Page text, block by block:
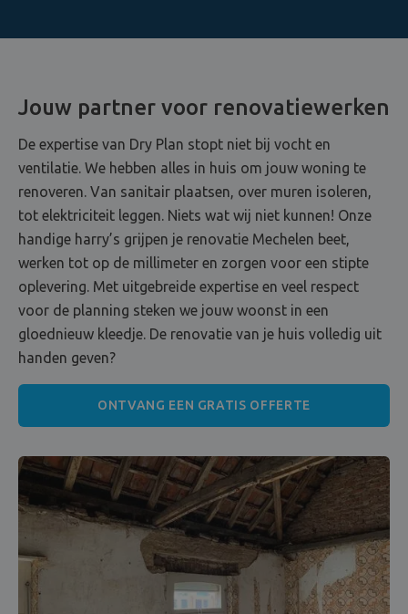
Jouw partner voor renovatiewerken
De expertise van Dry Plan stopt niet bij vocht en
ventilatie. We hebben alles in huis om jouw woning te
renoveren. Van sanitair plaatsen, over muren isoleren,
tot elektriciteit leggen. Niets wat wij niet kunnen! Onze
handige harry’s grijpen je renovatie Mechelen beet,
werken tot op de millimeter en zorgen voor een stipte
oplevering. Met uitgebreide expertise en veel respect
voor de planning steken we jouw woonst in een
gloednieuw kleedje. De renovatie van je huis volledig uit
handen geven?
ONTVANG EEN GRATIS OFFERTE